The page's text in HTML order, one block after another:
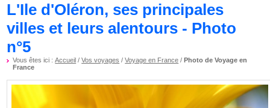
L'Ile d'Oléron, ses principales
villes et leurs alentours - Photo
n°5
Vous êtes ici :Accueil /Vos voyages /Voyage en France /Photo de Voyage en
France